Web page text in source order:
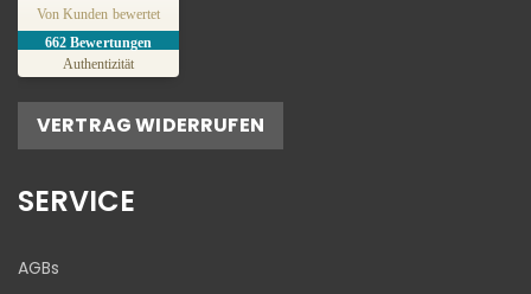
Von Kunden bewertet
662 Bewertungen
Authentizität
SEHR GUT
4,81
/
5,00
Bewertungen von
1
anderen Quelle
VERTRAG WIDERRUFEN
SERVICE
AGBs